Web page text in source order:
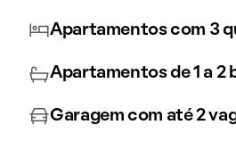
Apartamentos com 3
Apartamentos de 1 a 2
Garagem com até 2